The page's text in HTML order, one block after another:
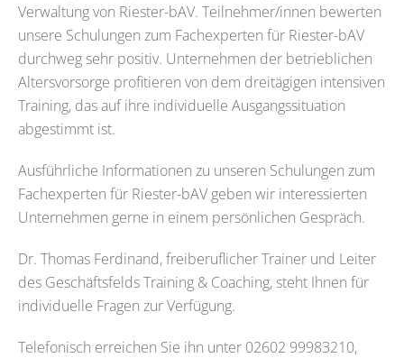
Verwaltung von Riester-bAV. Teilnehmer/innen bewerten
unsere Schulungen zum Fachexperten für Riester-bAV
durchweg sehr positiv. Unternehmen der betrieblichen
Altersvorsorge profitieren von dem dreitägigen intensiven
Training, das auf ihre individuelle Ausgangssituation
abgestimmt ist.
Ausführliche Informationen zu unseren Schulungen zum
Fachexperten für Riester-bAV geben wir interessierten
Unternehmen gerne in einem persönlichen Gespräch.
Dr. Thomas Ferdinand, freiberuflicher Trainer und Leiter
des Geschäftsfelds Training & Coaching, steht Ihnen für
individuelle Fragen zur Verfügung.
Telefonisch erreichen Sie ihn unter 02602 99983210,